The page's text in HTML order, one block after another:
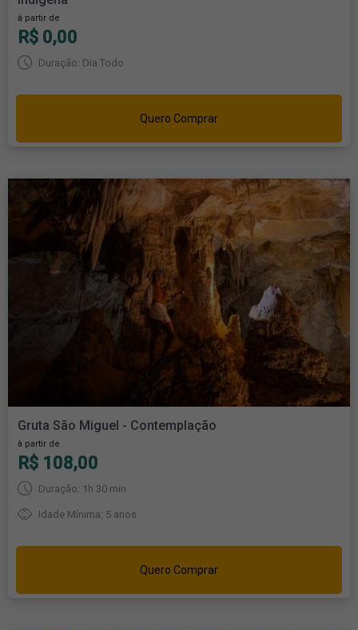
à partir de
R$ 0,00
Duração: Dia Todo
Quero Comprar
Gruta São Miguel - Contemplação
à partir de
R$ 108,00
Duração: 1h 30 min
Idade Mínima: 5 anos
Quero Comprar